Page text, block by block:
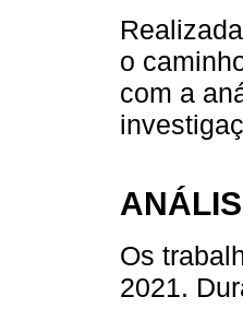
o
com a
Os
2021.